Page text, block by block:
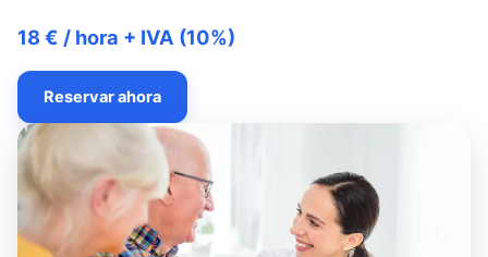
18 € / hora + IVA (10%)
Reservar ahora